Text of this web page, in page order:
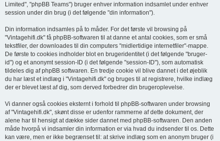
Limited", "phpBB Teams") bruger enhver information indsamlet under enhver
session under din brug (i det følgende "din information").
Din information indsamles på to måder. For det første vil browsing på
"Vintagehifi.dk" få phpBB-softwaren til at danne et antal cookies, som er små
tekstfiler, der downloades til din computers "midlertidige internetfiler"-mappe.
De første to cookies indholder blot en brugeridentitet (i det følgende "bruger-
id") og et anonymt session-ID (i det følgende "session-ID"), som automatisk
tildeles dig af phpBB softwaren. En tredje cookie vil blive dannet i det øjeblik
du har læst et indlæg i "Vintagehifi.dk" og bruges til at registrere, hvilke indlæg
der er blevet læst af dig, som derved forbedrer din brugeroplevelse.
Vi danner også cookies eksternt i forhold til phpBB-softwaren under browsing
af "Vintagehifi.dk", skønt disse er udenfor rammerne af dette dokument, der
alene har til hensigt at dække sider dannet med phpBB-softwaren. Den anden
måde hvorpå vi indsamler din information er via hvad du indsender til os. Dette
kan være, men er ikke begrænset til: at skrive indlæg som en anonym bruger (i